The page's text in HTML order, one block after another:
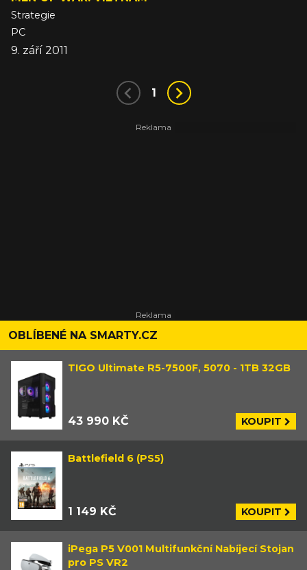
Strategie
PC
9. září 2011
1
OBLÍBENÉ NA SMARTY.CZ
TIGO Ultimate R5-7500F, 5070 - 1TB 32GB
43 990 KČ KOUPIT
Battlefield 6 (PS5)
1 149 KČ KOUPIT
iPega P5 V001 Multifunkční Nabíjecí Stojan
pro PS VR2